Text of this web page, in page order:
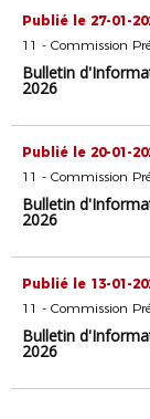
Publié le 27-01-
11 - Commission
Bulletin
2026
Publié le 20-01-
11 - Commission
Bulletin
2026
Publié le 13-01-
11 - Commission
Bulletin
2026